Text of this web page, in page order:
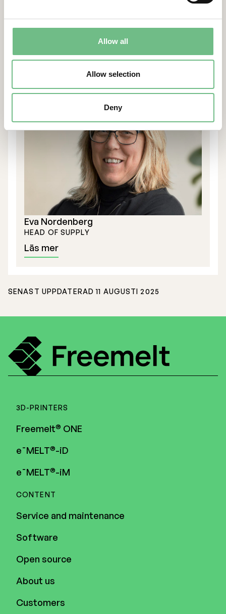
Allow all
Allow selection
Deny
REGIONAL PRESIDENT EMEA
Eva Nordenberg
HEAD OF SUPPLY
Läs mer
SENAST UPPDATERAD 11 AUGUSTI 2025
3D-PRINTERS
Freemelt® ONE
e¯MELT®-iD
e¯MELT®-iM
CONTENT
Service and maintenance
Software
Open source
About us
Customers